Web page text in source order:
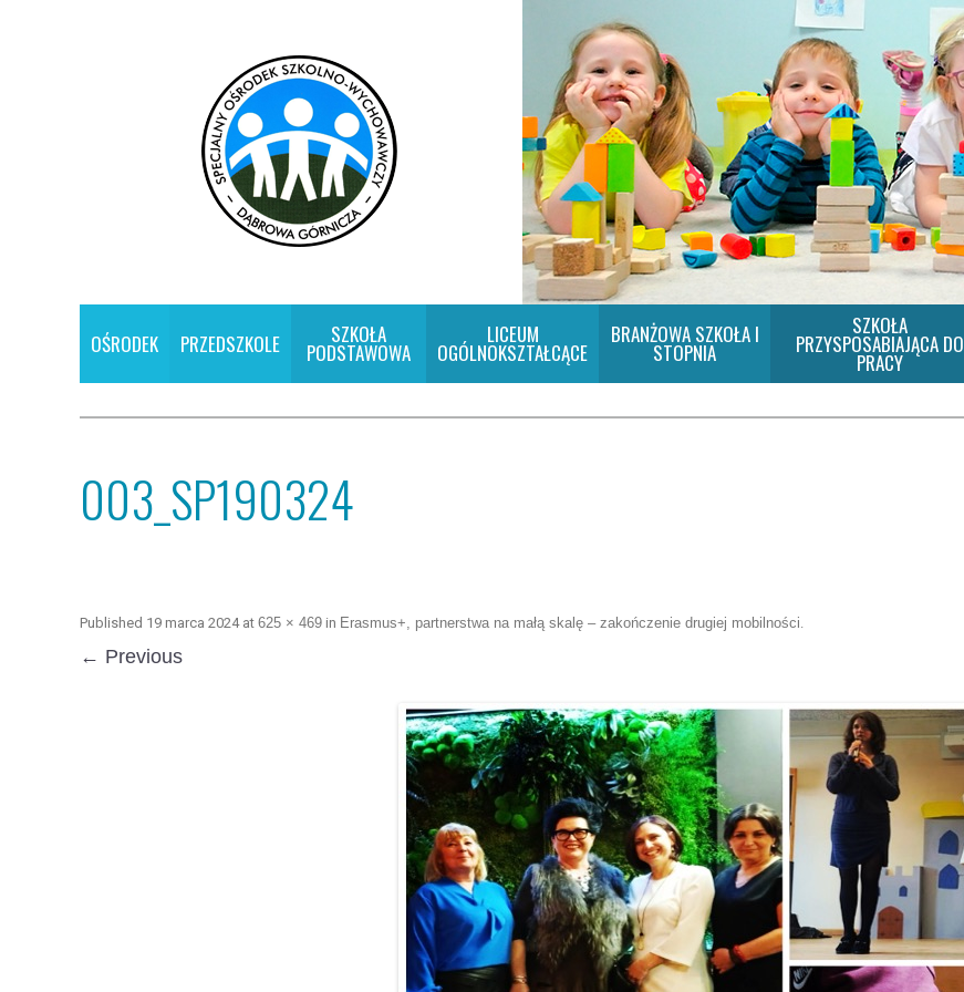
OŚRODEK PRZEDSZKOLE SZKOŁA
PODSTAWOWA
LICEUM
OGÓLNOKSZTAŁCĄCE
BRANŻOWA SZKOŁA I
STOPNIA
SZKOŁA
PRZYSPOSABIAJĄCA DO
PRACY
003_SP190324
Published 19 marca 2024at 625 × 469 in Erasmus+, partnerstwa na małą skalę – zakończenie drugiej mobilności.
← Previous